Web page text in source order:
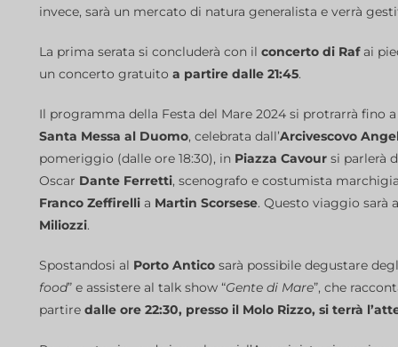
invece, sarà un mercato di natura generalista e verrà
La prima serata si concluderà con il concerto di Rafai
un concerto gratuito a partire dalle 21:45.
Il programma della Festa del Mare 2024 si protrarrà fino
Santa Messa al Duomo, celebrata dall’Arcivescovo
pomeriggio (dalle ore 18:30), in Piazza Cavour si parlerà
Oscar Dante Ferretti, scenografo e costumista
Franco Zeffirelli a Martin Scorsese. Questo viaggio
Miliozzi.
Spostandosi al Porto Antico sarà possibile degustare
food” e assistere al talk show “Gente di Mare”, che
partire dalle ore 22:30, presso il Molo Rizzo, si terrà